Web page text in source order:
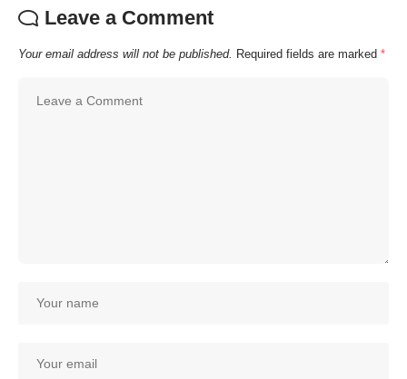
Leave a Comment
Your email address will not be published. Required fields are marked *